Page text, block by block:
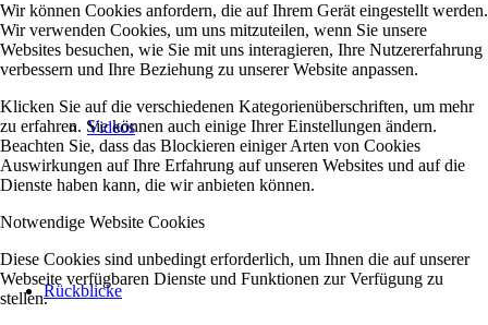
Videos
Rückblicke
Wir können Cookies anfordern, die auf Ihrem Gerät eingestellt werden.
Wir verwenden Cookies, um uns mitzuteilen, wenn Sie unsere
Websites besuchen, wie Sie mit uns interagieren, Ihre Nutzererfahrung
verbessern und Ihre Beziehung zu unserer Website anpassen.
Klicken Sie auf die verschiedenen Kategorienüberschriften, um mehr
zu erfahren. Sie können auch einige Ihrer Einstellungen ändern.
Beachten Sie, dass das Blockieren einiger Arten von Cookies
Auswirkungen auf Ihre Erfahrung auf unseren Websites und auf die
Dienste haben kann, die wir anbieten können.
Notwendige Website Cookies
Diese Cookies sind unbedingt erforderlich, um Ihnen die auf unserer
Webseite verfügbaren Dienste und Funktionen zur Verfügung zu
stellen.